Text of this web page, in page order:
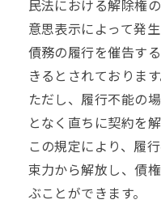
民法における解除権
意思表示によって発
債務の履行を催告す
きるとされております
ただし、履行不能の
となく直ちに契約を
この規定により、履
束力から解放し、債
ぶことができます。